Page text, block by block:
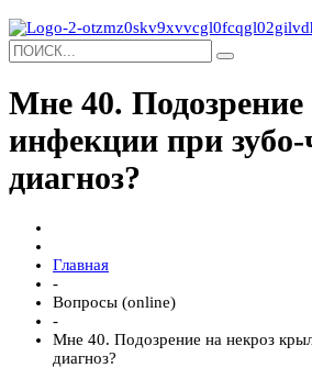
Мне 40. Подозрение
инфекции при
диагноз?
Главная
-
Вопросы (online)
-
Мне 40. Подозрение на некроз
диагноз?